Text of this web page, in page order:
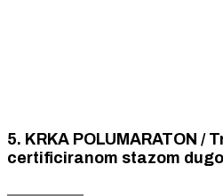
5. KRKA POLUMARATON /
certificiranom stazom